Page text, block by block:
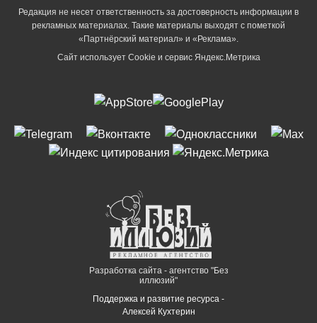
Редакция не несет ответственность за достоверность информации в
рекламных материалах. Такие материалы выходят с пометкой
«Партнёрский материал» и «Реклама».
Сайт использует Cookie и сервиc Яндекс.Метрика
Разработка сайта - агентство "Без
иллюзий"
Поддержка и развитие ресурса -
Алексей Кухтерин